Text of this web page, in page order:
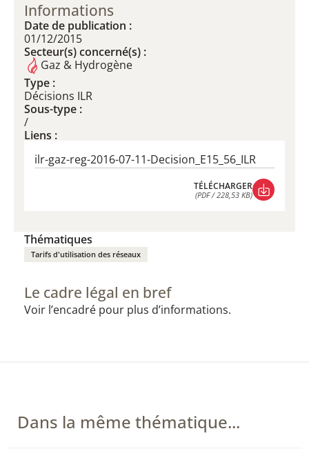
Informations
Date de publication :
01/12/2015
Secteur(s) concerné(s) :
Gaz & Hydrogène
Type :
Décisions ILR
Sous-type :
/
Liens :
ilr-gaz-reg-2016-07-11-Decision_E15_56_ILR
TÉLÉCHARGER
(PDF / 228,53 KB)
Thématiques
Tarifs d'utilisation des réseaux
Le cadre légal en bref
Voir l’encadré pour plus d’informations.
Dans la même thématique...